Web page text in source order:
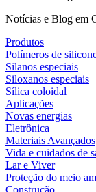
Notícias e Blog em
Produtos
Polímeros de
Silanos especiais
Siloxanos especiais
Sílica coloidal
Aplicações
Novas energias
Eletrônica
Materiais Avançados
Vida e cuidados de
Lar e Viver
Proteção do meio
Construção